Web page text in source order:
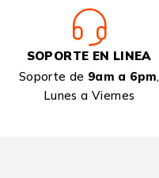
SOPORTE EN LINEA
Soporte de 9am a 6pm,
Lunes a Viernes